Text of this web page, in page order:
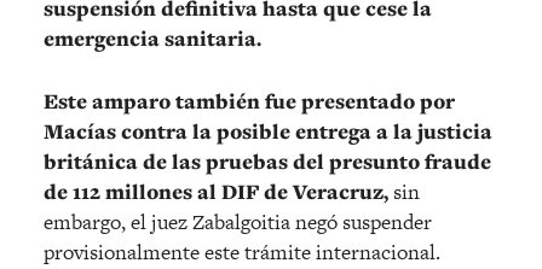
suspensión definitiva hasta que cese la
emergencia sanitaria.
Este amparo también fue presentado por
Macías contra la posible entrega a la justicia
británica de las pruebas del presunto fraude
de 112 millones al DIF de Veracruz,sin
embargo, el juez Zabalgoitia negó suspender
provisionalmente este trámite internacional.